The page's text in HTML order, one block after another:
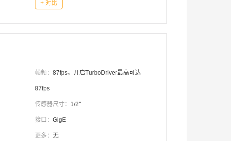
+ 对比
帧频： 87fps，开启TurboDriver最高可达
87fps
传感器尺寸： 1/2''
接口： GigE
更多： 无